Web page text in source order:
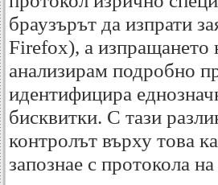
браузърът да изпрати
Firefox), а изпращането
анализирам подробно
идентифицира
бисквитки. С тази
контролът върху това
запознае с протокола